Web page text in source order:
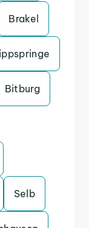
Brakel
Bitburg
Selb